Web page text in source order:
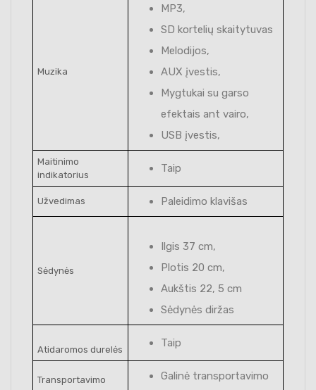
Muzika
MP3,
SD kortelių skaitytuvas
Melodijos,
AUX įvestis,
Mygtukai su garso
efektais ant vairo,
USB įvestis,
Maitinimo
indikatorius
Taip
Užvedimas Paleidimo klavišas
Sėdynės
Ilgis 37 cm,
Plotis 20 cm,
Aukštis 22, 5 cm
Sėdynės diržas
Atidaromos durelės
Taip
Transportavimo
Galinė transportavimo